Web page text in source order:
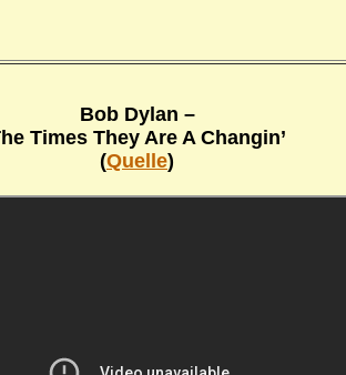
Bob Dylan –
Times They Are A Changin’
(Quelle)